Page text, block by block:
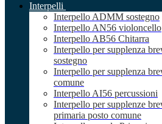
Interpelli
Interpello ADMM sostegno
Interpello AN56 violoncello
Interpello AB56 Chitarra
Interpello per supplenza
sostegno
Interpello per supplenza
comune
Interpello AI56 percussioni
Interpello per supplenze
primaria posto comune